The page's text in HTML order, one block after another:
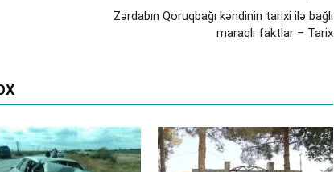
Zərdabın Qoruqbağı kəndinin tarixi ilə bağlı
maraqlı faktlar – Tarix